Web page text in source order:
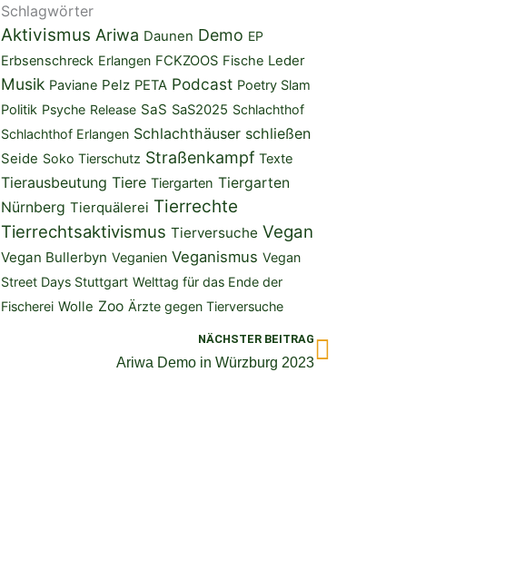
Schlagwörter
Aktivismus Ariwa Daunen Demo EP
Erbsenschreck Erlangen FCKZOOS Fische Leder
Musik Paviane Pelz PETA Podcast Poetry Slam
Politik Psyche Release SaS SaS2025 Schlachthof
Schlachthof Erlangen Schlachthäuser schließen
Seide Soko Tierschutz Straßenkampf Texte
Tierausbeutung Tiere Tiergarten Tiergarten
Nürnberg Tierquälerei Tierrechte
Tierrechtsaktivismus Tierversuche Vegan
Vegan Bullerbyn Veganien Veganismus Vegan
Street Days Stuttgart Welttag für das Ende der
Fischerei Wolle Zoo Ärzte gegen Tierversuche
NÄCHSTER BEITRAG
Ariwa Demo in Würzburg 2023
Nächster